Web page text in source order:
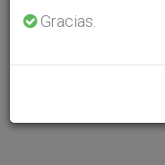
Gracias.